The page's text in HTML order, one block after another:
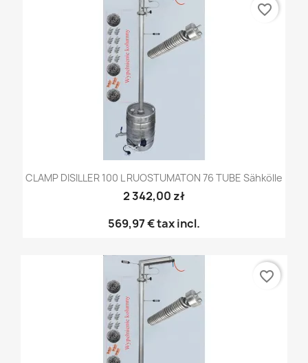
CLAMP DISILLER 100 L RUOSTUMATON 76 TUBE Sähkölle
2 342,00 zł
569,97 €tax incl.
favorite_border
favorite_border